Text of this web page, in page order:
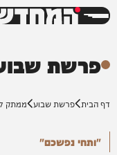
המחדש
פרשת
דף הבית פרשת שבוע ממתק
"ותחי נפשכם"